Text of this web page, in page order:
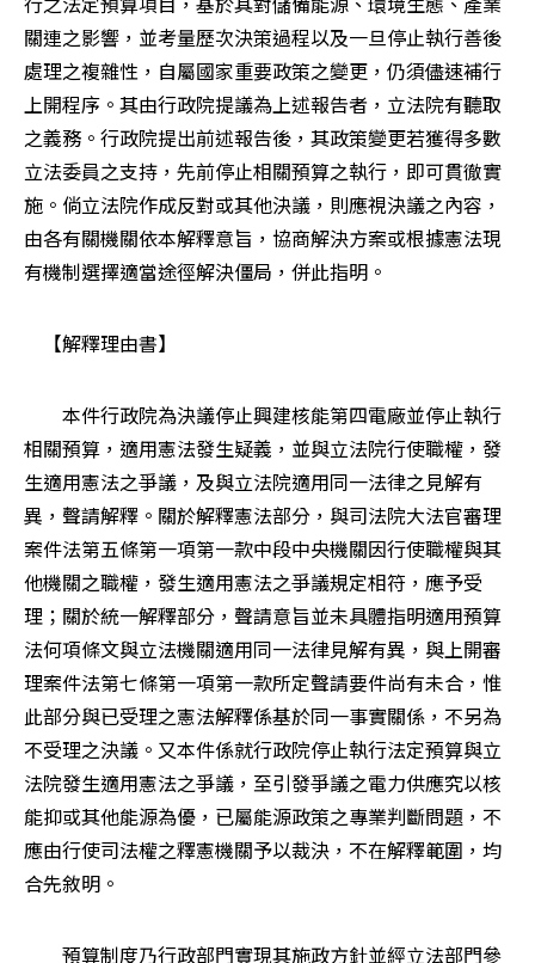
關連之影響，並考量歷次決策過程以及一旦停止執行善後
處理之複雜性，自屬國家重要政策之變更，仍須儘速補行
上開程序。其由行政院提議為上述報告者，立法院有聽取
之義務。行政院提出前述報告後，其政策變更若獲得多數
立法委員之支持，先前停止相關預算之執行，即可貫徹實
施。倘立法院作成反對或其他決議，則應視決議之內容，
由各有關機關依本解釋意旨，協商解決方案或根據憲法現
有機制選擇適當途徑解決僵局，併此指明。
【解釋理由書】
本件行政院為決議停止興建核能第四電廠並停止執行
相關預算，適用憲法發生疑義，並與立法院行使職權，發
生適用憲法之爭議，及與立法院適用同一法律之見解有
異，聲請解釋。關於解釋憲法部分，與司法院大法官審理
案件法第五條第一項第一款中段中央機關因行使職權與其
他機關之職權，發生適用憲法之爭議規定相符，應予受
理；關於統一解釋部分，聲請意旨並未具體指明適用預算
法何項條文與立法機關適用同一法律見解有異，與上開審
理案件法第七條第一項第一款所定聲請要件尚有未合，惟
此部分與已受理之憲法解釋係基於同一事實關係，不另為
不受理之決議。又本件係就行政院停止執行法定預算與立
法院發生適用憲法之爭議，至引發爭議之電力供應究以核
能抑或其他能源為優，已屬能源政策之專業判斷問題，不
應由行使司法權之釋憲機關予以裁決，不在解釋範圍，均
合先敘明。
預算制度乃行政部門實現其施政方針並經立法部門參